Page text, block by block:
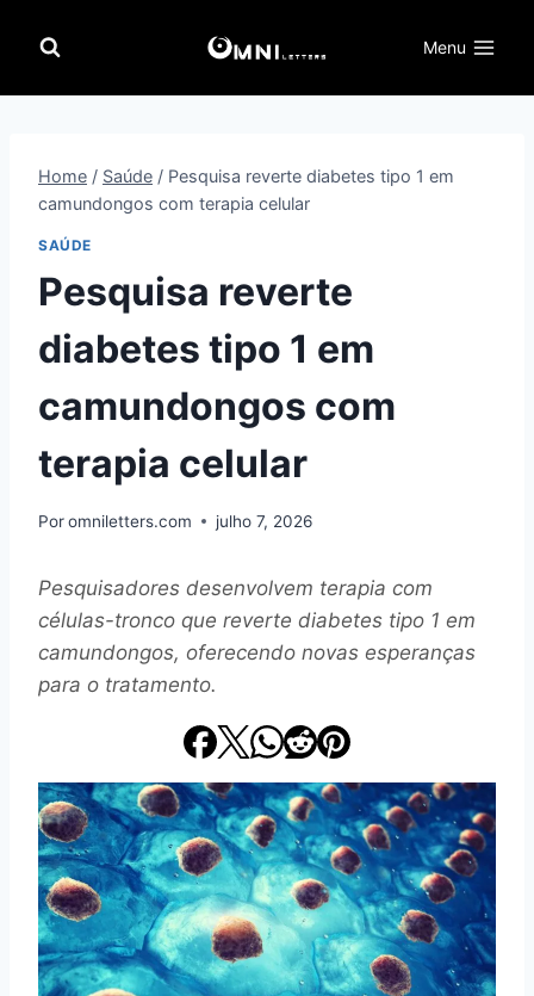
para
Menu
Home / Saúde / Pesquisa reverte diabetes tipo 1 em
camundongos com terapia celular
SAÚDE
Pesquisa reverte
diabetes tipo 1 em
camundongos com
terapia celular
Poromniletters.com julho 7, 2026
Pesquisadores desenvolvem terapia com
células-tronco que reverte diabetes tipo 1 em
camundongos, oferecendo novas esperanças
para o tratamento.